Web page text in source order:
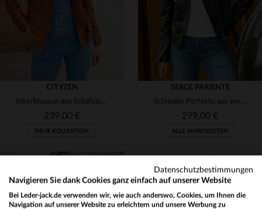
VERFÜGBARE GRÖSSEN
CITYZEN
Bikerblouson aus Schafsleder in Cognac - lässig und zeitlos.
239,00 €
NEUE KOLLEKTION
VERFÜGBARE GRÖSSEN
SERGE PARIENTE
Schmaler Perfecto aus weichem Lammleder - rockig, feminin und lässig.
299,00 €
ALLE JAHRESZEITEN
Datenschutzbestimmungen
Navigieren Sie dank Cookies ganz einfach auf unserer Website
Bei Leder-jack.de verwenden wir, wie auch anderswo, Cookies, um Ihnen die
Navigation auf unserer Website zu erleichtern und unsere Werbung zu